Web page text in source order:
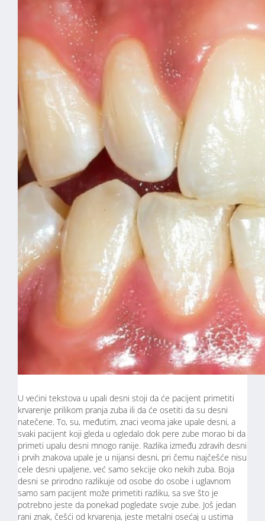
U većini tekstova u upali desni stoji da će pacijent primetiti
krvarenje prilikom pranja zuba ili da će osetiti da su desni
natečene. To, su, međutim, znaci veoma jake upale desni, a
svaki pacijent koji gleda u ogledalo dok pere zube morao bi da
primeti upalu desni mnogo ranije. Razlika između zdravih desni
i prvih znakova upale je u nijansi desni, pri čemu najčešće nisu
cele desni upaljene, već samo sekcije oko nekih zuba. Boja
desni se prirodno razlikuje od osobe do osobe i uglavnom
samo sam pacijent može primetiti razliku, sa sve što je
potrebno jeste da ponekad pogledate svoje zube. Još jedan
rani znak, češći od krvarenja, jeste metalni osećaj u ustima